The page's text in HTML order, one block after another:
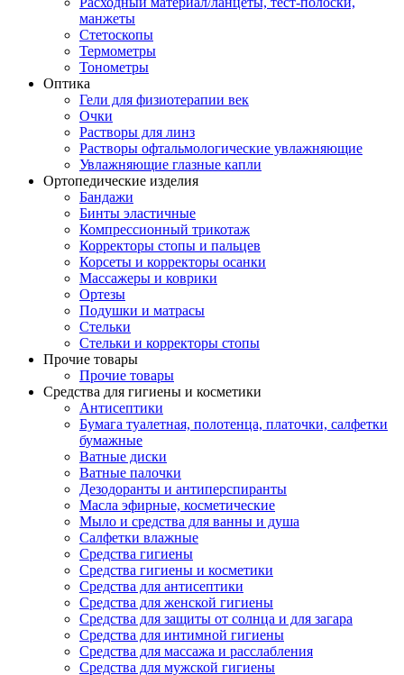
манжеты
Стетоскопы
Термометры
Тонометры
Оптика
Гели для физиотерапии век
Очки
Растворы для линз
Растворы офтальмологические увлажняющие
Увлажняющие глазные капли
Ортопедические изделия
Бандажи
Бинты эластичные
Компрессионный трикотаж
Корректоры стопы и пальцев
Корсеты и корректоры осанки
Массажеры и коврики
Ортезы
Подушки и матрасы
Стельки
Стельки и корректоры стопы
Прочие товары
Прочие товары
Средства для гигиены и косметики
Антисептики
Бумага туалетная, полотенца, платочки, салфетки
бумажные
Ватные диски
Ватные палочки
Дезодоранты и антиперспиранты
Масла эфирные, косметические
Мыло и средства для ванны и душа
Салфетки влажные
Средства гигиены
Средства гигиены и косметики
Средства для антисептики
Средства для женской гигиены
Средства для защиты от солнца и для загара
Средства для интимной гигиены
Средства для массажа и расслабления
Средства для мужской гигиены